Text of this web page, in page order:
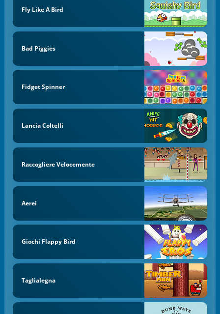
Fly Like A Bird
Bad Piggies
Fidget Spinner
Lancia Coltelli
Raccogliere Velocemente
Aerei
Giochi Flappy Bird
Taglialegna